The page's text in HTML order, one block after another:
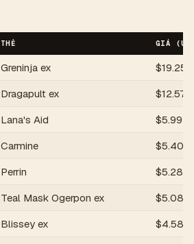
THẺ GIÁ
Greninja ex $19.25
Dragapult ex $12.57
Lana's Aid $5.99
Carmine $5.40
Perrin $5.28
Teal Mask Ogerpon ex $5.08
Blissey ex $4.58